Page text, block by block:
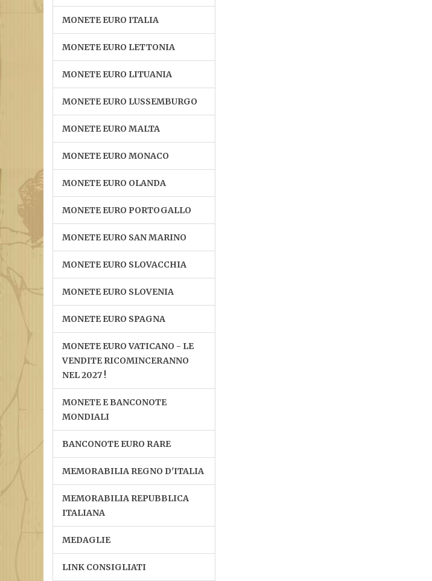
MONETE EURO ITALIA
MONETE EURO LETTONIA
MONETE EURO LITUANIA
MONETE EURO LUSSEMBURGO
MONETE EURO MALTA
MONETE EURO MONACO
MONETE EURO OLANDA
MONETE EURO PORTOGALLO
MONETE EURO SAN MARINO
MONETE EURO SLOVACCHIA
MONETE EURO SLOVENIA
MONETE EURO SPAGNA
MONETE EURO VATICANO - LE
VENDITE RICOMINCERANNO
NEL 2027 !
MONETE E BANCONOTE
MONDIALI
BANCONOTE EURO RARE
MEMORABILIA REGNO D'ITALIA
MEMORABILIA REPUBBLICA
ITALIANA
MEDAGLIE
LINK CONSIGLIATI